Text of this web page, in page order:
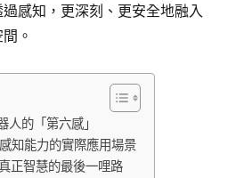
感知，更深刻、更安全地融入
。
人的「第六感」
知能力的實際應用場景
正智慧的最後一哩路